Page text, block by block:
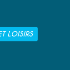
LOISIRS